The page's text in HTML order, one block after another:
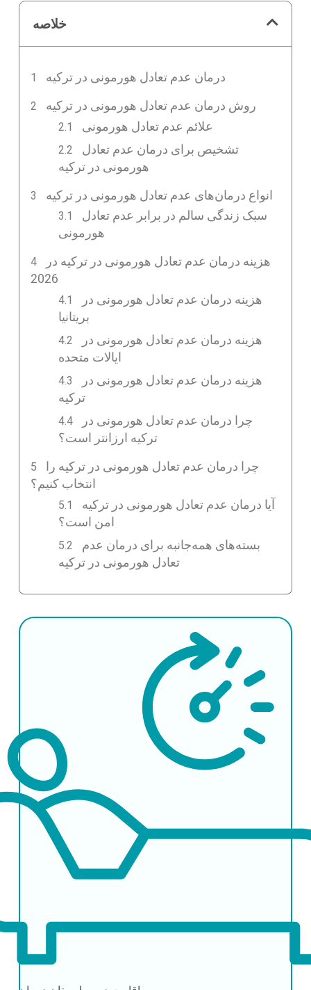
خلاصه
درمان عدم تعادل هورمونی در ترکیه
روش درمان عدم تعادل هورمونی در ترکیه
علائم عدم تعادل هورمونی
تشخیص برای درمان عدم تعادل
هورمونی در ترکیه
انواع درمان‌های عدم تعادل هورمونی در ترکیه
سبک زندگی سالم در برابر عدم تعادل
هورمونی
هزینه درمان عدم تعادل هورمونی در ترکیه در
2026
هزینه درمان عدم تعادل هورمونی در
بریتانیا
هزینه درمان عدم تعادل هورمونی در
ایالات متحده
هزینه درمان عدم تعادل هورمونی در
ترکیه
چرا درمان عدم تعادل هورمونی در
ترکیه ارزانتر است؟
چرا درمان عدم تعادل هورمونی در ترکیه را
انتخاب کنیم؟
آیا درمان عدم تعادل هورمونی در ترکیه
امن است؟
بسته‌های همه‌جانبه برای درمان عدم
تعادل هورمونی در ترکیه